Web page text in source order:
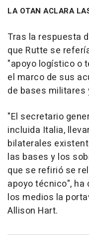
LA OTAN ACLARA
Tras la respuesta
que Rutte se
"apoyo logístico o
el marco de sus
de bases militares
"El secretario
incluida Italia,
bilaterales
las bases y los
que se refirió se
apoyo técnico",
los medios la
Allison Hart.